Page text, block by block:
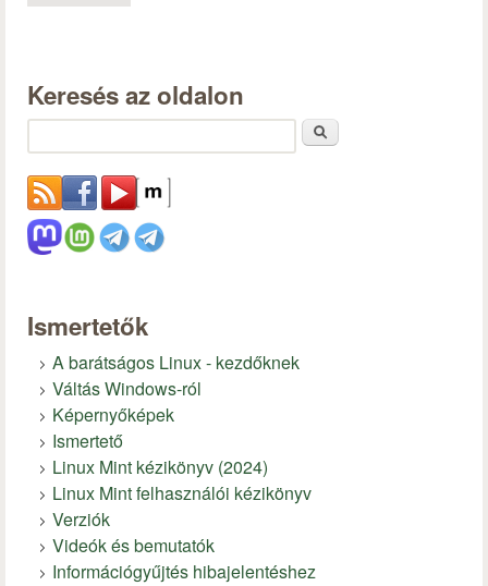
Keresés az oldalon
Ismertetők
A barátságos Linux - kezdőknek
Váltás Windows-ról
Képernyőképek
Ismertető
Linux Mint kézikönyv (2024)
Linux Mint felhasználói kézikönyv
Verziók
Videók és bemutatók
Információgyűjtés hibajelentéshez